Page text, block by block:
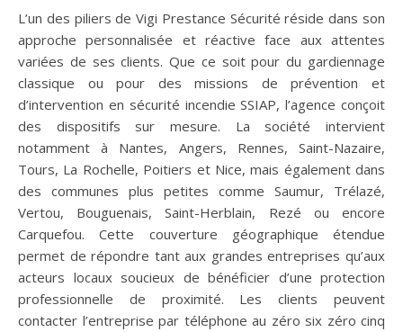
L’un des piliers de Vigi Prestance Sécurité réside dans son
approche personnalisée et réactive face aux attentes
variées de ses clients. Que ce soit pour du gardiennage
classique ou pour des missions de prévention et
d’intervention en sécurité incendie SSIAP, l’agence conçoit
des dispositifs sur mesure. La société intervient
notamment à Nantes, Angers, Rennes, Saint-Nazaire,
Tours, La Rochelle, Poitiers et Nice, mais également dans
des communes plus petites comme Saumur, Trélazé,
Vertou, Bouguenais, Saint-Herblain, Rezé ou encore
Carquefou. Cette couverture géographique étendue
permet de répondre tant aux grandes entreprises qu’aux
acteurs locaux soucieux de bénéficier d’une protection
professionnelle de proximité. Les clients peuvent
contacter l’entreprise par téléphone au zéro six zéro cinq